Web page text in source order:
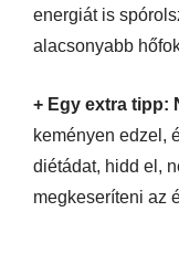
energiát is
alacsonyabb
+ Egy extra tipp:
keményen edzel,
diétádat, hidd el,
megkeseríteni az